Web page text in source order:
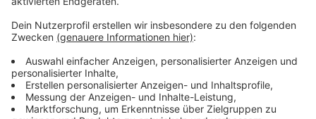
dann beendet sein.
Anzeige
Weitere Infos und Links zum Thema:
Anzeige